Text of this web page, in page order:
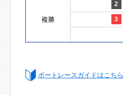
複勝
2
3
ボートレースガイドはこちら